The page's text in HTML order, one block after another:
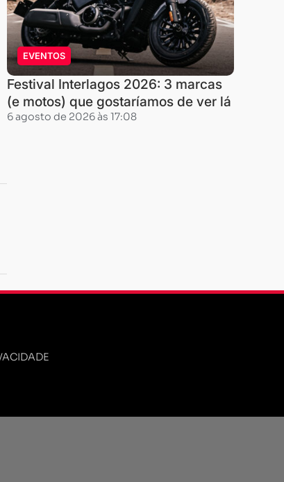
EVENTOS
Festival Interlagos 2026: 3 marcas
(e motos) que gostaríamos de ver lá
6 agosto de 2026 às 17:08